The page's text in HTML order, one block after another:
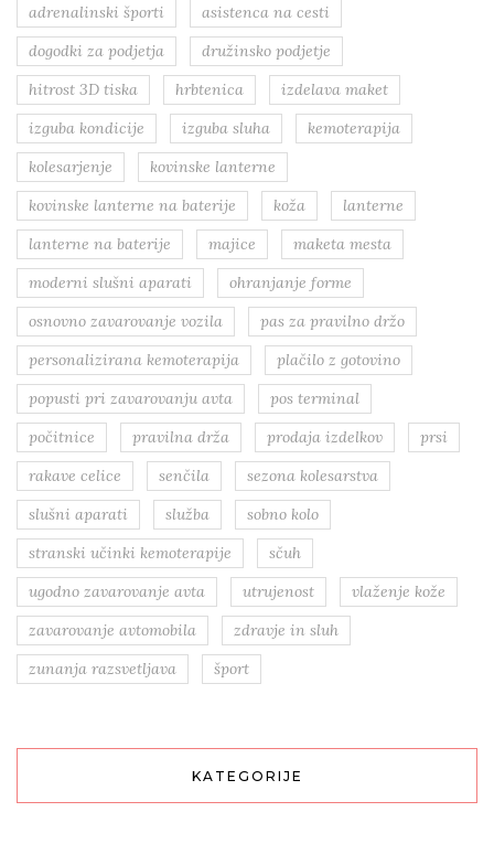
adrenalinski športi
asistenca na cesti
dogodki za podjetja
družinsko podjetje
hitrost 3D tiska
hrbtenica
izdelava maket
izguba kondicije
izguba sluha
kemoterapija
kolesarjenje
kovinske lanterne
kovinske lanterne na baterije
koža
lanterne
lanterne na baterije
majice
maketa mesta
moderni slušni aparati
ohranjanje forme
osnovno zavarovanje vozila
pas za pravilno držo
personalizirana kemoterapija
plačilo z gotovino
popusti pri zavarovanju avta
pos terminal
počitnice
pravilna drža prodaja izdelkov
prsi
rakave celice
senčila
sezona kolesarstva
slušni aparati
služba
sobno kolo
stranski učinki kemoterapije
sčuh
ugodno zavarovanje avta
utrujenost
vlaženje kože
zavarovanje avtomobila
zdravje in sluh
zunanja razsvetljava
šport
KATEGORIJE